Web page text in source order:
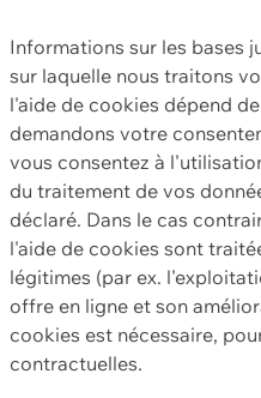
Informations sur les bases
sur laquelle nous traitons
l'aide de cookies dépend
demandons votre
vous consentez à
du traitement de vos
déclaré. Dans le cas
l'aide de cookies sont
légitimes (par ex.
offre en ligne et son
cookies est nécessaire,
contractuelles.